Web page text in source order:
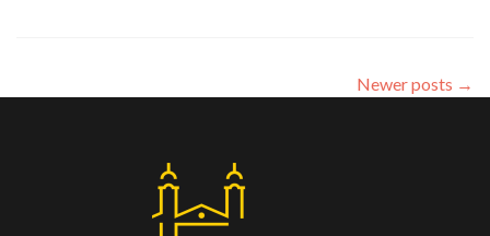
–
Newer posts →